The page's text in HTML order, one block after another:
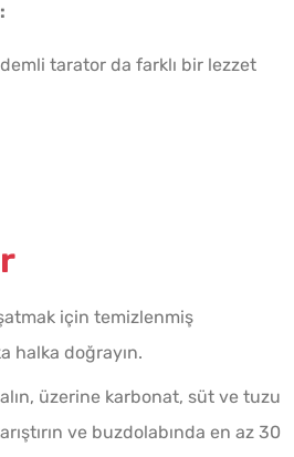
tarator da farklı bir lezzet
için temizlenmiş
halka doğrayın.
üzerine karbonat, süt ve tuzu
ve buzdolabında en az 30